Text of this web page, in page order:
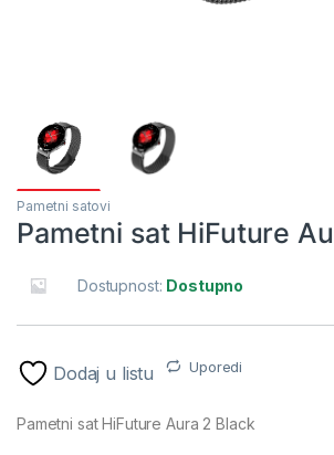
Pametni satovi
Pametni sat HiFuture
Dostupnost: Dostupno
Dodaj u listu Uporedi
Pametni sat HiFuture Aura 2 Black